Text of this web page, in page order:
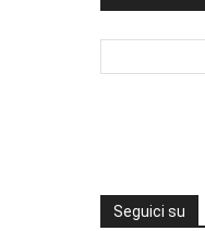
Seguici su